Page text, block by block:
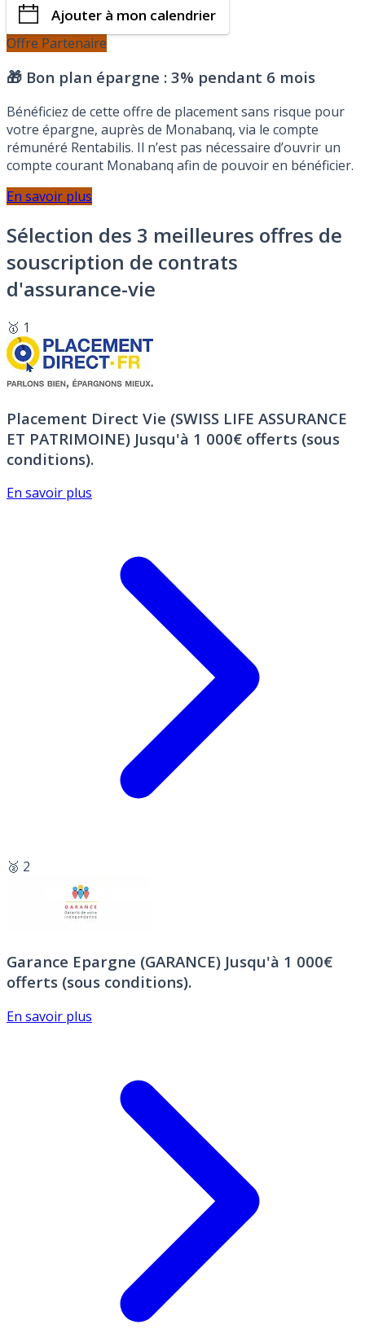
Ajouter à mon calendrier
Offre Partenaire
🎁 Bon plan épargne : 3% pendant 6 mois
Bénéficiez de cette offre de placement sans risque pour
votre épargne, auprès de Monabanq, via le compte
rémunéré Rentabilis. Il n’est pas nécessaire d’ouvrir un
compte courant Monabanq afin de pouvoir en bénéficier.
En savoir plus
Sélection des 3 meilleures offres de
souscription de contrats
d'assurance-vie
🥇 1
Placement Direct Vie (SWISS LIFE ASSURANCE
ET PATRIMOINE) Jusqu'à 1 000€ offerts (sous
conditions).
En savoir plus
🥈 2
Garance Epargne (GARANCE) Jusqu'à 1 000€
offerts (sous conditions).
En savoir plus